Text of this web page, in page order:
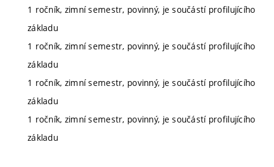
1 ročník, zimní semestr, povinný, je součástí profilujícího
základu
1 ročník, zimní semestr, povinný, je součástí profilujícího
základu
1 ročník, zimní semestr, povinný, je součástí profilujícího
základu
1 ročník, zimní semestr, povinný, je součástí profilujícího
základu